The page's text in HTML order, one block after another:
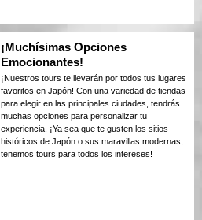
¡Muchísimas Opciones
Emocionantes!
¡Nuestros tours te llevarán por todos tus lugares
favoritos en Japón! Con una variedad de tiendas
para elegir en las principales ciudades, tendrás
muchas opciones para personalizar tu
experiencia. ¡Ya sea que te gusten los sitios
históricos de Japón o sus maravillas modernas,
tenemos tours para todos los intereses!